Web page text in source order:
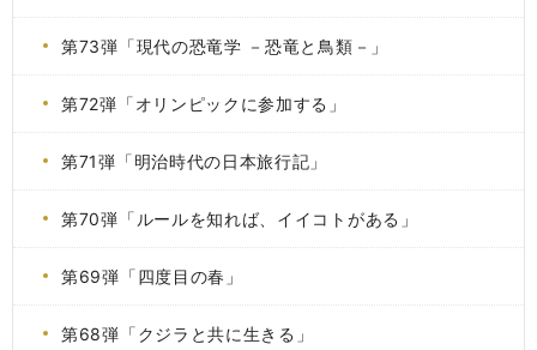
第73弾「現代の恐竜学 －恐竜と鳥類－」
第72弾「オリンピックに参加する」
第71弾「明治時代の日本旅行記」
第70弾「ルールを知れば、イイコトがある」
第69弾「四度目の春」
第68弾「クジラと共に生きる」